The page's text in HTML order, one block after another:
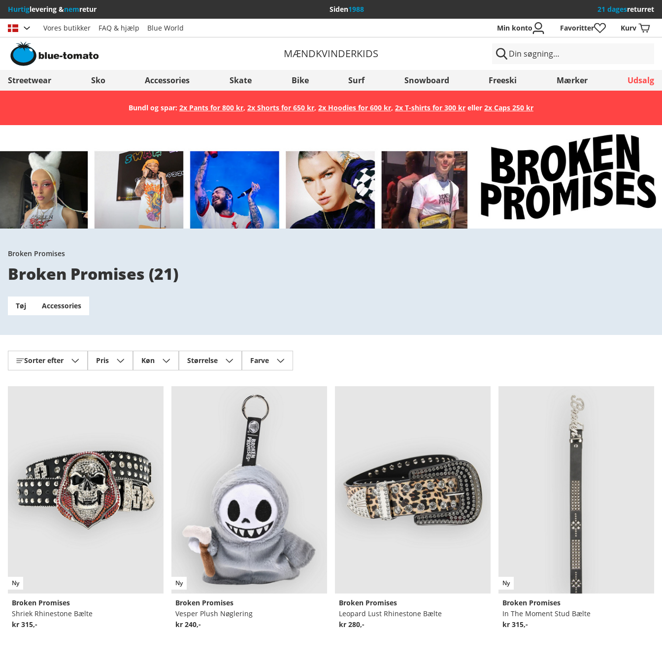
Hurtiglevering &nemretur Siden1988 21 dagesreturret
Vælg land
Österreich
Svizzera (Italiano)
France
Italia (Italiano)
Italien (Deutsch)
Suomi
United Kingdom
Slovenija
België (Nederlands)
Danmark
Gem
Vores butikker FAQ & hjælp Blue World Min konto Favoritter Kurv
MÆNDKVINDERKIDS
Streetwear Sko Accessories Skate Bike Surf Snowboard Freeski Mærker Udsalg
Bundl og spar: 2x Pants for 800 kr, 2x Shorts for 650 kr, 2x Hoodies for 600 kr, 2x T-shirts for 300 kreller 2x Caps 250 kr
Broken Promises
Broken Promises (21)
Tøj Accessories
Sorter efter Pris Køn Størrelse Farve
Ny
Broken Promises
Shriek Rhinestone Bælte
kr 315,-
Ny
Broken Promises
Vesper Plush Nøglering
kr 240,-
Broken Promises
Leopard Lust Rhinestone Bælte
kr 280,-
Ny
Broken Promises
In The Moment Stud Bælte
kr 315,-